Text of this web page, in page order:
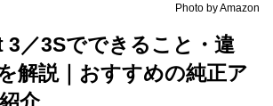
Photo by Amazon
3／3Sでできること・違
解説｜おすすめの純正ア
介